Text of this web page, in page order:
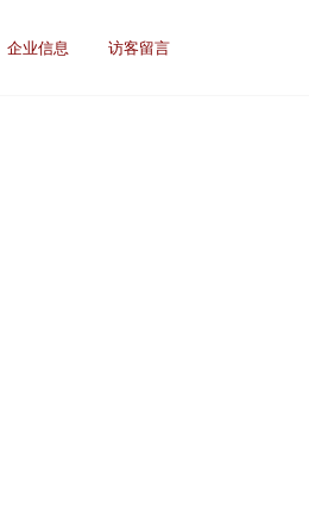
企业信息 访客留言